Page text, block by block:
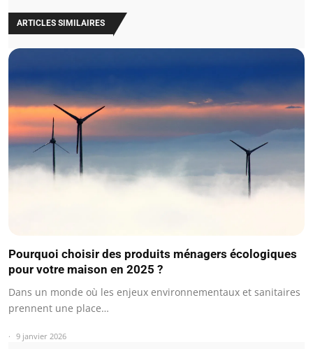
ARTICLES SIMILAIRES
Pourquoi choisir des produits ménagers écologiques
pour votre maison en 2025 ?
Dans un monde où les enjeux environnementaux et sanitaires
prennent une place…
9 janvier 2026